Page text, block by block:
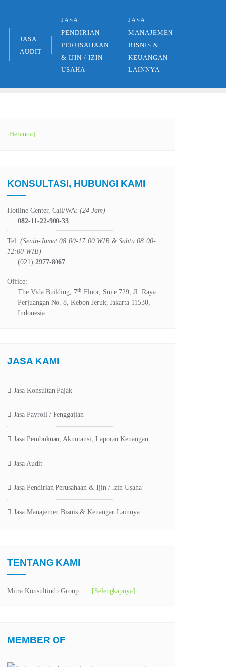
JASA
AUDIT
JASA
PENDIRIAN
PERUSAHAAN
& IJIN / IZIN
USAHA
JASA
MANAJEMEN
BISNIS &
KEUANGAN
LAINNYA
[Beranda]
KONSULTASI, HUBUNGI KAMI
Hotline Center, Call/WA: (24 Jam)
082-11-22-900-33
Tel: (Senin-Jumat 08:00-17:00 WIB & Sabtu 08:00-
12:00 WIB)
(021) 2977-8067
Office:
The Vida Building, 7th Floor, Suite 729, Jl. Raya
Perjuangan No. 8, Kebon Jeruk, Jakarta 11530,
Indonesia
JASA KAMI
Jasa Konsultan Pajak
Jasa Payroll / Penggajian
Jasa Pembukuan, Akuntansi, Laporan Keuangan
Jasa Audit
Jasa Pendirian Perusahaan & Ijin / Izin Usaha
Jasa Manajemen Bisnis & Keuangan Lainnya
TENTANG KAMI
Mitra Konsultindo Group … [Selengkapnya]
MEMBER OF